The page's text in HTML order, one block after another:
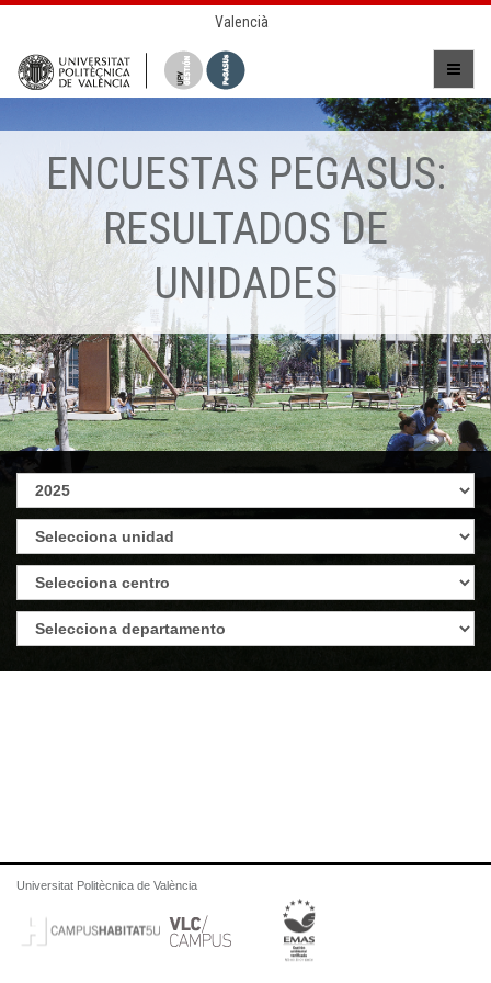
Valencià
ENCUESTAS PEGASUS:
RESULTADOS DE
UNIDADES
Universitat Politècnica de València